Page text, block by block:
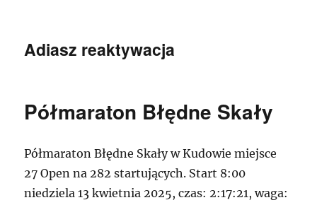
Adiasz reaktywacja
Półmaraton Błędne Skały
Półmaraton Błędne Skały w Kudowie miejsce
27 Open na 282 startujących. Start 8:00
niedziela 13 kwietnia 2025, czas: 2:17:21, waga: